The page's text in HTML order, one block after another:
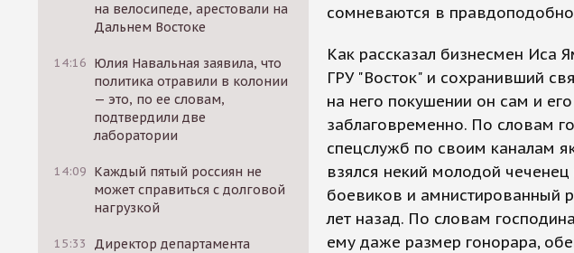
на велосипеде, арестовали на
Дальнем Востоке
14:16 Юлия Навальная заявила, что
политика отравили в колонии
— это, по ее словам,
подтвердили две
лаборатории
14:09 Каждый пятый россиян не
может справиться с долговой
нагрузкой
15:33
Директор департамента
сомневаются в
Как рассказал бизнесмен Иса
ГРУ "Восток" и сохранивший
на него покушении он сам и
заблаговременно. По словам
спецслужб по своим каналам
взялся некий молодой
боевиков и амнистированный
лет назад. По словам
ему даже размер гонорара,